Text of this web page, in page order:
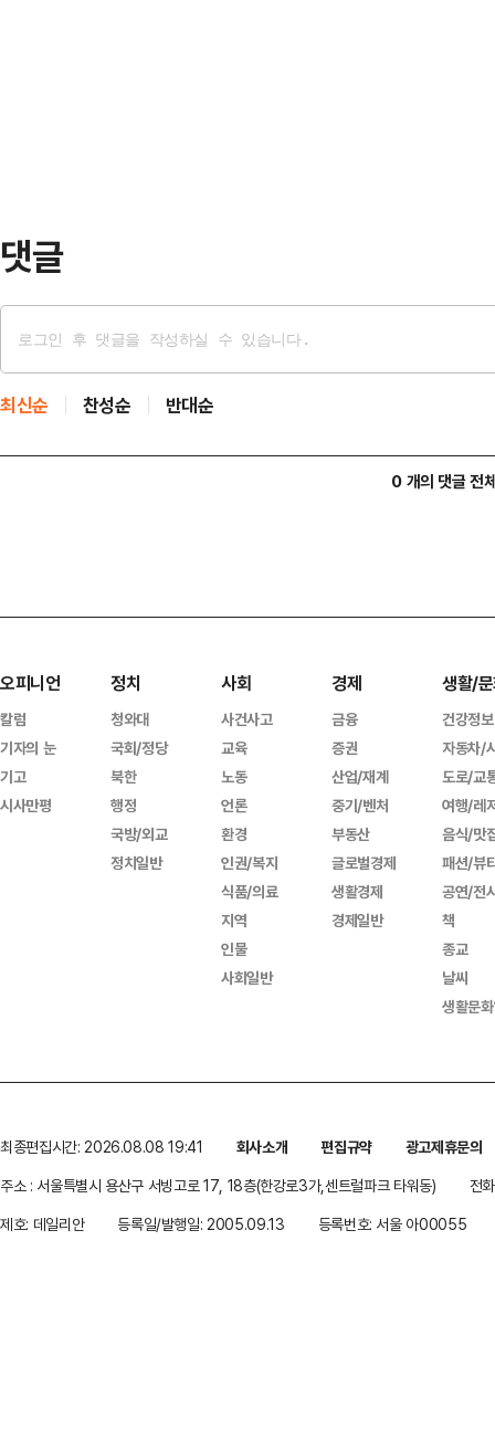
댓글
최신순 찬성순 반대순
0 개의 댓글 전
오피니언
칼럼
기자의 눈
기고
시사만평
정치
청와대
국회/정당
북한
행정
국방/외교
정치일반
사회
사건사고
교육
노동
언론
환경
인권/복지
식품/의료
지역
인물
사회일반
경제
금융
증권
산업/재계
중기/벤처
부동산
글로벌경제
생활경제
경제일반
생활/
건강정보
자동차/
도로/교
여행/레
음식/맛
패션/뷰
공연/전
책
종교
날씨
생활문
최종편집시간: 2026.08.08 19:41 회사소개 편집규약
광고제휴문의
주소 : 서울특별시 용산구 서빙고로 17, 18층(한강로3가,센트럴파크 타워동)
전
제호: 데일리안
등록일/발행일: 2005.09.13 등록번호: 서울 아00055